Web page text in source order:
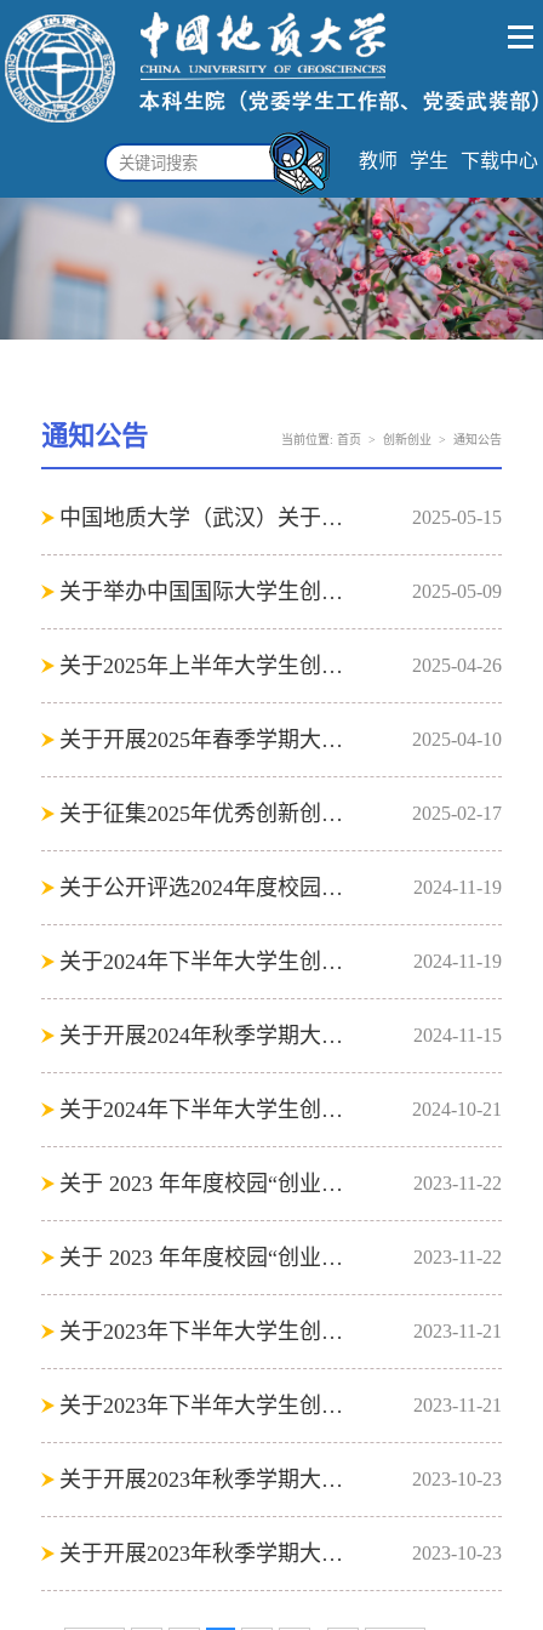
教师 学生 下载中心
通知公告 当前位置: 首页 > 创新创业 > 通知公告
中国地质大学（武汉）关于组织申报2025年国家级大学生创新训练计划项目立项的通知 2025-05-15
关于举办中国国际大学生创新大赛（2025）校内选拔赛的通知 2025-05-09
关于2025年上半年大学生创新训练计划第一批报账启动的通知 2025-04-26
关于开展2025年春季学期大学生创新训练计划项目结题评审的通知 2025-04-10
关于征集2025年优秀创新创业项目入驻大学生创新创业教育实践（孵化）基地的通知 2025-02-17
关于公开评选2024年度校园“创业先锋”暨“创业之星”奖学金的通知 2024-11-19
关于2024年下半年大学生创新训练计划第三批报账启动的通知 2024-11-19
关于开展2024年秋季学期大学生创新训练计划项目中期检查的通知 2024-11-15
关于2024年下半年大学生创新训练计划第二批报账启动的通知 2024-10-21
关于 2023 年年度校园“创业先锋” 暨“创业之星”奖学金评选的通知 2023-11-22
关于 2023 年年度校园“创业先锋” 暨“创业之星”奖学金评选的通知 2023-11-22
关于2023年下半年大学生创新创业训练计划最后一批报账启动的通知 2023-11-21
关于2023年下半年大学生创新创业训练计划最后一批报账启动的通知 2023-11-21
关于开展2023年秋季学期大学生创新创业训练计划项目中期检查的通知 2023-10-23
关于开展2023年秋季学期大学生创新创业训练计划项目中期检查的通知 2023-10-23